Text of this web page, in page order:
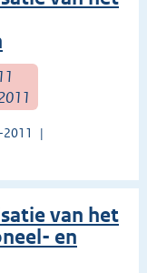
van het
en